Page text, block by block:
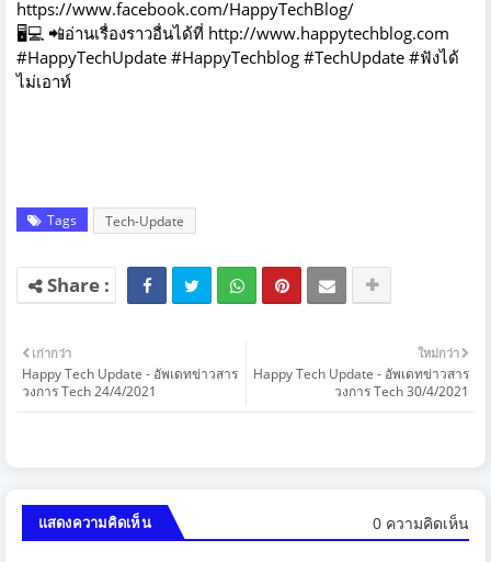
https://www.facebook.com/HappyTechBlog/
🖥️💻 📲อ่านเรื่องราวอื่นได้ที่ http://www.happytechblog.com
#HappyTechUpdate #HappyTechblog #TechUpdate #ฟังได้
ไม่เอาท์
Tags Tech-Update
ใหม่กว่า
Happy Tech Update - อัพเดทข่าวสาร
วงการ Tech 30/4/2021
เก่ากว่า
Happy Tech Update - อัพเดทข่าวสาร
วงการ Tech 24/4/2021
แสดงความคิดเห็น 0 ความคิดเห็น